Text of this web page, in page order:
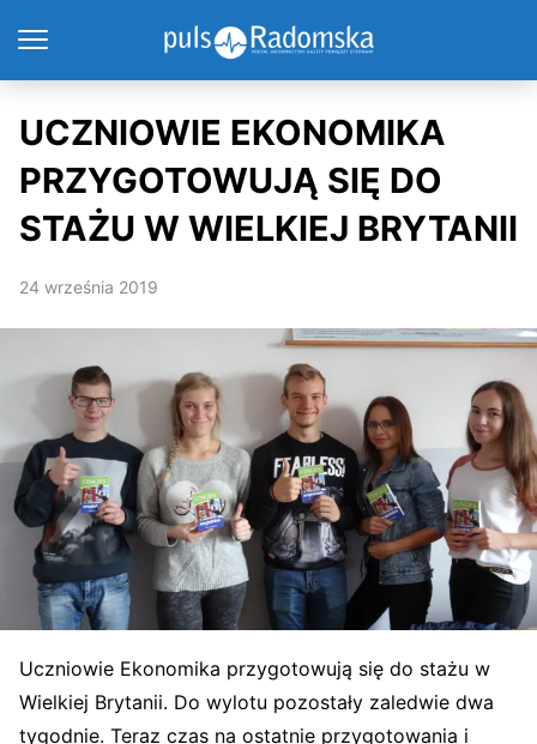
UCZNIOWIE EKONOMIKA
PRZYGOTOWUJĄ SIĘ DO
STAŻU W WIELKIEJ BRYTANII
24 września 2019
Uczniowie Ekonomika przygotowują się do stażu w
Wielkiej Brytanii. Do wylotu pozostały zaledwie dwa
tygodnie. Teraz czas na ostatnie przygotowania i